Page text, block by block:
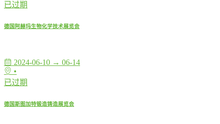
已过期
德国阿赫玛生物化学技术展览会
2024-06-10 → 06-14
•
已过期
德国斯图加特锻造铸造展览会